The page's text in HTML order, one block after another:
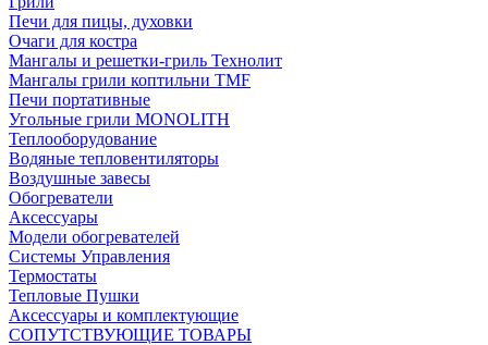
Печи для пицы, духовки
Очаги для костра
Мангалы и решетки-гриль Технолит
Мангалы грили коптильни TMF
Печи портативные
Угольные грили MONOLITH
Теплооборудование
Водяные тепловентиляторы
Воздушные завесы
Обогреватели
Аксессуары
Модели обогревателей
Системы Управления
Термостаты
Тепловые Пушки
Аксессуары и комплектующие
СОПУТСТВУЮЩИЕ ТОВАРЫ